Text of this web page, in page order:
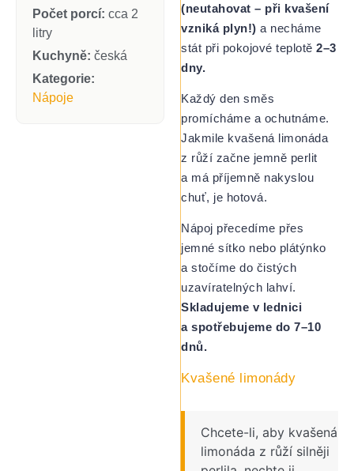
Počet porcí: cca 2
litry
Kuchyně: česká
Kategorie:
Nápoje
(neutahovat – při kvašení
vzniká plyn!) a necháme
stát při pokojové teplotě2–3
dny.
Každý den směs
promícháme a ochutnáme.
Jakmile kvašená limonáda
z růží začne jemně perlit
a má příjemně nakyslou
chuť, je hotová.
Nápoj přecedíme přes
jemné sítko nebo plátýnko
a stočíme do čistých
uzavíratelných lahví.
Skladujeme v lednici
a spotřebujeme do 7–10
dnů.
Kvašené limonády
Chcete-li, aby kvašená
limonáda z růží silněji